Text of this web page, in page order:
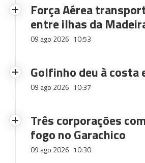
Força Aérea
entre ilhas da
09 ago 2026 10:53
Golfinho deu à costa
09 ago 2026 10:37
Três corporações
fogo no Garachico
09 ago 2026 10:30